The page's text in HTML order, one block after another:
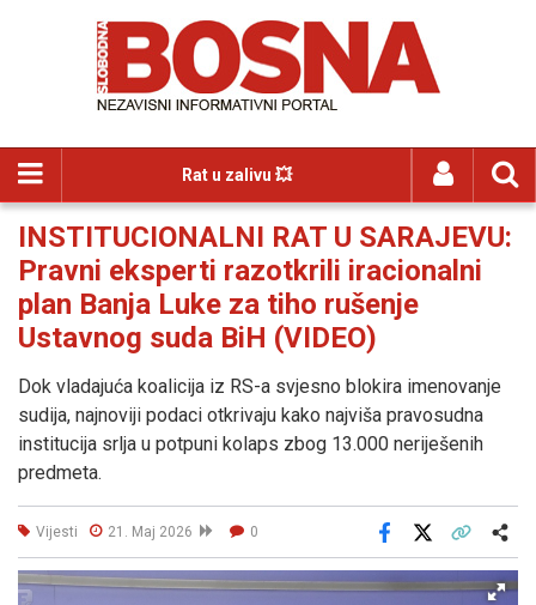
Rat u zalivu 💥
INSTITUCIONALNI RAT U SARAJEVU:
Pravni eksperti razotkrili iracionalni
plan Banja Luke za tiho rušenje
Ustavnog suda BiH (VIDEO)
Dok vladajuća koalicija iz RS-a svjesno blokira imenovanje
sudija, najnoviji podaci otkrivaju kako najviša pravosudna
institucija srlja u potpuni kolaps zbog 13.000 neriješenih
predmeta.
Vijesti 21. Maj 2026 0
Facebook